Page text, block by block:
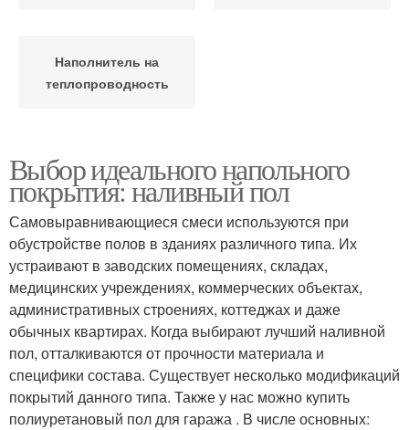
Наполнитель на
теплопроводность
Выбор идеального напольного
покрытия: наливный пол
Самовыравнивающиеся смеси используются при
обустройстве полов в зданиях различного типа. Их
устраивают в заводских помещениях, складах,
медицинских учреждениях, коммерческих объектах,
административных строениях, коттеджах и даже
обычных квартирах. Когда выбирают лучший наливной
пол, отталкиваются от прочности материала и
специфики состава. Существует несколько модификаций
покрытий данного типа. Также у нас можно купить
полиуретановый пол для гаража . В числе основных: